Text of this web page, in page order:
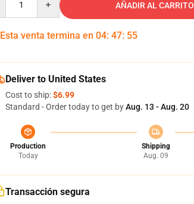
AÑADIR AL CARRITO
Esta venta termina en 04: 47: 53
Deliver to United States
Cost to ship:$6.99
Standard - Order today to get byAug. 13 - Aug. 20
Production
Today
Shipping
Aug. 09
Transacción segura